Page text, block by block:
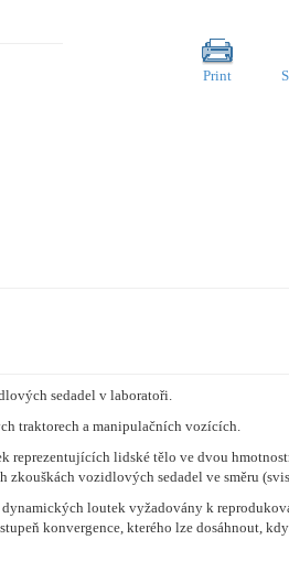
Print
sedadel v laboratoři.
traktorech a manipulačních vozících.
lidské tělo ve dvou
vozidlových sedadel ve směru
loutek vyžadovány k
konvergence, kterého lze dosáhnout,